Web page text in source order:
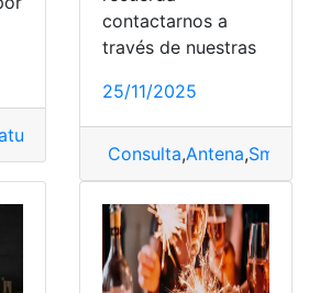
Internet,Telecomunicaciones
contactarnos a
través de nuestras
25/11/2025
Consulta,Antena,Smart